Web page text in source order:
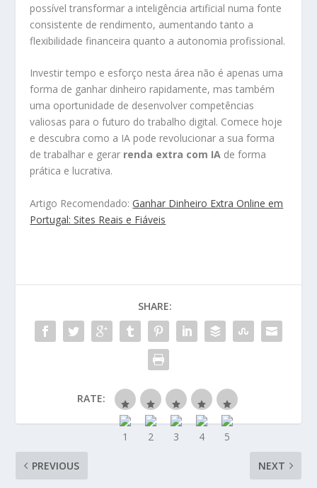
possível transformar a inteligência artificial numa fonte
consistente de rendimento, aumentando tanto a
flexibilidade financeira quanto a autonomia profissional.
Investir tempo e esforço nesta área não é apenas uma
forma de ganhar dinheiro rapidamente, mas também
uma oportunidade de desenvolver competências
valiosas para o futuro do trabalho digital. Comece hoje
e descubra como a IA pode revolucionar a sua forma
de trabalhar e gerar renda extra com IA de forma
prática e lucrativa.
Artigo Recomendado:Ganhar Dinheiro Extra Online em
Portugal: Sites Reais e Fiáveis
SHARE:
RATE:
PREVIOUS NEXT